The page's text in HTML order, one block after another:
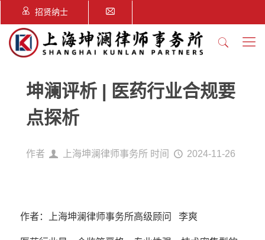
招贤纳士
坤澜评析 | 医药行业合规要
点探析
作者 上海坤澜律师事务所 时间 2024-11-26
作者：上海坤澜律师事务所高级顾问 李爽